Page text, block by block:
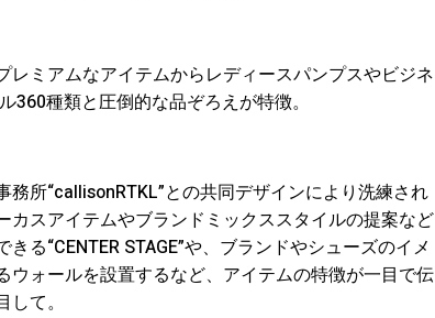
ミアムなアイテムからレディースパンプスやビジネ
種類と圧倒的な品ぞろえが特徴。
所“callisonRTKL”との共同デザインにより洗練され
スアイテムやブランドミックススタイルの提案など
る“CENTER STAGE”や、ブランドやシューズのイメ
ォールを設置するなど、アイテムの特徴が一目で伝
て。